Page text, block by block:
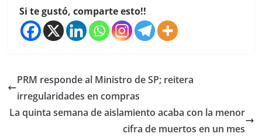
Si te gustó, comparte esto!!
PRM responde al Ministro de SP; reitera
irregularidades en compras
La quinta semana de aislamiento acaba con la menor
cifra de muertos en un mes